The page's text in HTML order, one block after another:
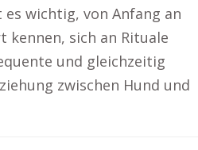
wichtig, von Anfang an
kennen, sich an Rituale
und gleichzeitig
zwischen Hund und